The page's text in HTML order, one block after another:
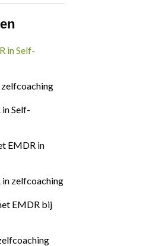
in Self-
Self-
EMDR in
zelfcoaching
EMDR bij